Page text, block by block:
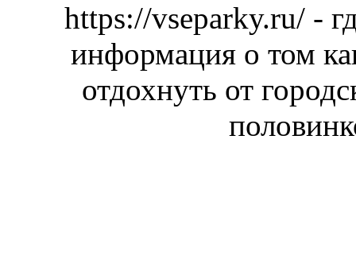
https://vseparky.ru/ -
информация о том
отдохнуть от